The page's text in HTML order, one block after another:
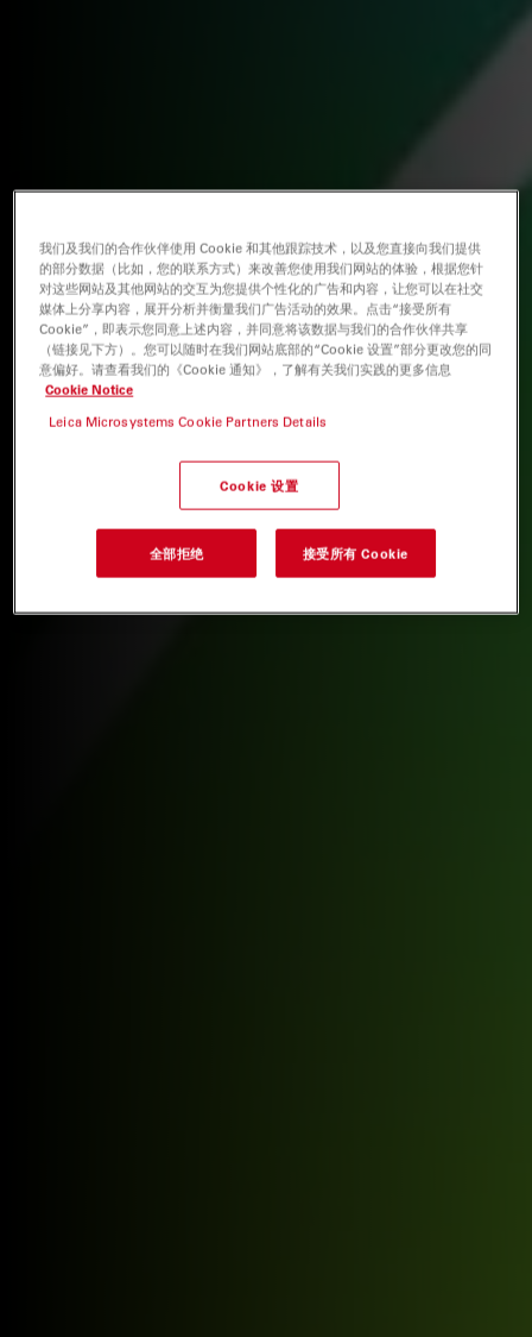
我们及我们的合作伙伴使用 Cookie 和其他跟踪技术，以及您直接向我们提供
的部分数据（比如，您的联系方式）来改善您使用我们网站的体验，根据您针
对这些网站及其他网站的交互为您提供个性化的广告和内容，让您可以在社交
媒体上分享内容，展开分析并衡量我们广告活动的效果。点击“接受所有
Cookie”，即表示您同意上述内容，并同意将该数据与我们的合作伙伴共享
（链接见下方）。您可以随时在我们网站底部的“Cookie 设置”部分更改您的同
意偏好。请查看我们的《Cookie 通知》，了解有关我们实践的更多信息
Cookie Notice
Leica Microsystems Cookie Partners Details
Cookie 设置
全部拒绝 接受所有 Cookie